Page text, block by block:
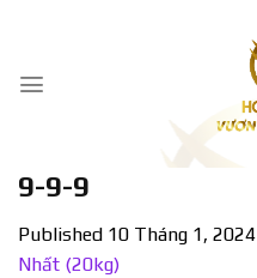
content
9-9-9
Published 10 Tháng 1, 2024
Nhất (20kg)